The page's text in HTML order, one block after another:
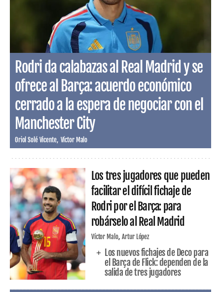
Rodri da calabazas al Real Madrid y se
ofrece al Barça: acuerdo económico
cerrado a la espera de negociar con el
Manchester City
Oriol Solé Vicente Víctor Malo
Los tres jugadores que pueden
facilitar el difícil fichaje de
Rodri por el Barça: para
robárselo al Real Madrid
Víctor Malo Artur López
Los nuevos fichajes de Deco para
el Barça de Flick: dependen de la
salida de tres jugadores